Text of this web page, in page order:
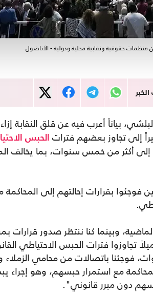
حقوقية ونقابية محلية ودولية - الأناضول
بياناً أعرب فيه عن قلق النقابة
إلى تجاوز بعضهم فترات
الحبس
فوجئوا بقرارات إحالتهم إلى
وبينما كنا ننتظر صدور قرارات
وإخلاء سبيلهم، خاصةً 15 زميلاً تجاوزوا فترات الحبس
فوجئنا باتصالات من محامي الزملاء
مع استمرار حبسهم، وهو إجراء
دون مبرر قانوني".